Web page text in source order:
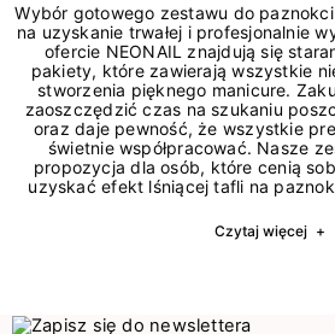
Wybór gotowego zestawu do
na uzyskanie trwałej i profesjonalnie
ofercie NEONAIL znajdują się
pakiety, które zawierają wszystkie
stworzenia pięknego manicure.
zaoszczędzić czas na szukaniu
oraz daje pewność, że wszystkie
świetnie współpracować. Nasze
propozycja dla osób, które cenią
uzyskać efekt lśniącej tafli na
Czytaj więcej +